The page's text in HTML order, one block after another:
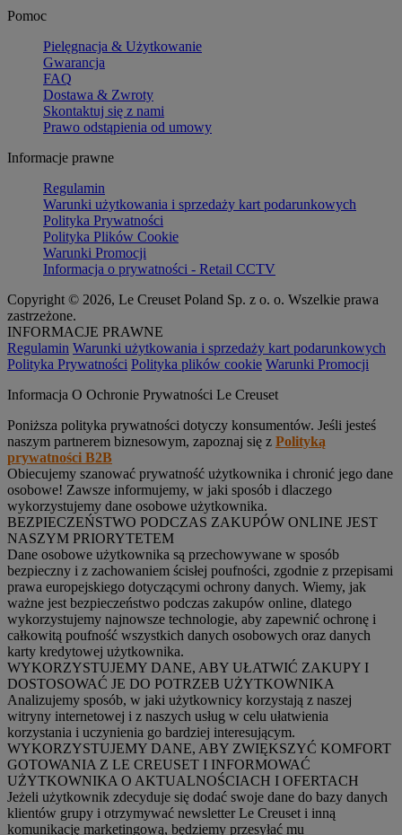
Pomoc
Pielęgnacja & Użytkowanie
Gwarancja
FAQ
Dostawa & Zwroty
Skontaktuj się z nami
Prawo odstąpienia od umowy
Informacje prawne
Regulamin
Warunki użytkowania i sprzedaży kart podarunkowych
Polityka Prywatności
Polityka Plików Cookie
Warunki Promocji
Informacja o prywatności - Retail CCTV
Copyright © 2026, Le Creuset Poland Sp. z o. o. Wszelkie prawa
zastrzeżone.
INFORMACJE PRAWNE
Regulamin Warunki użytkowania i sprzedaży kart podarunkowych
Polityka Prywatności Polityka plików cookie Warunki Promocji
Informacja O Ochronie Prywatności Le Creuset
Poniższa polityka prywatności dotyczy konsumentów. Jeśli jesteś
naszym partnerem biznesowym, zapoznaj się z Polityką
prywatności B2B
Obiecujemy szanować prywatność użytkownika i chronić jego dane
osobowe! Zawsze informujemy, w jaki sposób i dlaczego
wykorzystujemy dane osobowe użytkownika.
BEZPIECZEŃSTWO PODCZAS ZAKUPÓW ONLINE JEST
NASZYM PRIORYTETEM
Dane osobowe użytkownika są przechowywane w sposób
bezpieczny i z zachowaniem ścisłej poufności, zgodnie z przepisami
prawa europejskiego dotyczącymi ochrony danych. Wiemy, jak
ważne jest bezpieczeństwo podczas zakupów online, dlatego
wykorzystujemy najnowsze technologie, aby zapewnić ochronę i
całkowitą poufność wszystkich danych osobowych oraz danych
karty kredytowej użytkownika.
WYKORZYSTUJEMY DANE, ABY UŁATWIĆ ZAKUPY I
DOSTOSOWAĆ JE DO POTRZEB UŻYTKOWNIKA
Analizujemy sposób, w jaki użytkownicy korzystają z naszej
witryny internetowej i z naszych usług w celu ułatwienia
korzystania i uczynienia go bardziej interesującym.
WYKORZYSTUJEMY DANE, ABY ZWIĘKSZYĆ KOMFORT
GOTOWANIA Z LE CREUSET I INFORMOWAĆ
UŻYTKOWNIKA O AKTUALNOŚCIACH I OFERTACH
Jeżeli użytkownik zdecyduje się dodać swoje dane do bazy danych
klientów grupy i otrzymywać newsletter Le Creuset i inną
komunikację marketingową, będziemy przesyłać mu